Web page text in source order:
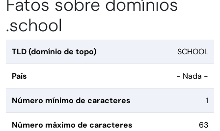
Fatos sobre domínios
.school
TLD (domínio de topo) SCHOOL
País - Nada -
Número mínimo de caracteres 1
Número máximo de caracteres 63